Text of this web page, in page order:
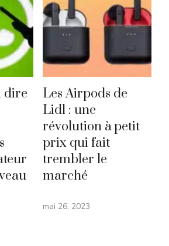
dire
Les Airpods de
Lidl : une
révolution à petit
prix qui fait
trembler le
marché
mai 26, 2023